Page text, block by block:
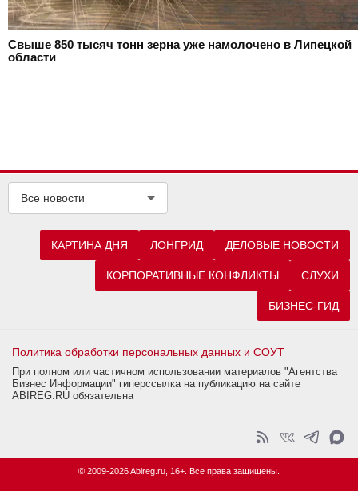
Свыше 850 тысяч тонн зерна уже намолочено в Липецкой
области
Все новости
КАРТИНА ДНЯ ЛОНГРИД ДЕЛОВЫЕ НОВОСТИ
КОРПОРАТИВНЫЕ КОНФЛИКТЫ СЛУХИ
БИЗНЕС-ГИД
Политика обработки персональных данных и СОУТ
При полном или частичном использовании материалов "Агентства
Бизнес Информации" гиперссылка на публикацию на сайте
ABIREG.RU обязательна
© 2009-2026 Abireg.ru, 16+. Все права защищены.